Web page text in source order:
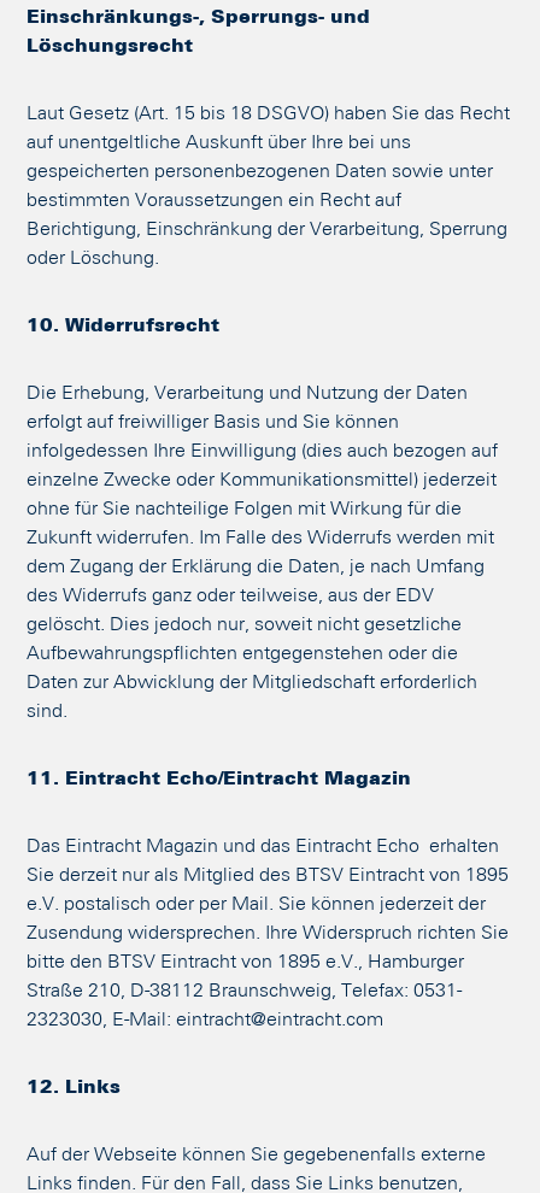
Einschränkungs-, Sperrungs- und
Löschungsrecht
Laut Gesetz (Art. 15 bis 18 DSGVO) haben Sie das Recht
auf unentgeltliche Auskunft über Ihre bei uns
gespeicherten personenbezogenen Daten sowie unter
bestimmten Voraussetzungen ein Recht auf
Berichtigung, Einschränkung der Verarbeitung, Sperrung
oder Löschung.
10. Widerrufsrecht
Die Erhebung, Verarbeitung und Nutzung der Daten
erfolgt auf freiwilliger Basis und Sie können
infolgedessen Ihre Einwilligung (dies auch bezogen auf
einzelne Zwecke oder Kommunikationsmittel) jederzeit
ohne für Sie nachteilige Folgen mit Wirkung für die
Zukunft widerrufen. Im Falle des Widerrufs werden mit
dem Zugang der Erklärung die Daten, je nach Umfang
des Widerrufs ganz oder teilweise, aus der EDV
gelöscht. Dies jedoch nur, soweit nicht gesetzliche
Aufbewahrungspflichten entgegenstehen oder die
Daten zur Abwicklung der Mitgliedschaft erforderlich
sind.
11. Eintracht Echo/Eintracht Magazin
Das Eintracht Magazin und das Eintracht Echo erhalten
Sie derzeit nur als Mitglied des BTSV Eintracht von 1895
e.V. postalisch oder per Mail. Sie können jederzeit der
Zusendung widersprechen. Ihre Widerspruch richten Sie
bitte den BTSV Eintracht von 1895 e.V., Hamburger
Straße 210, D-38112 Braunschweig, Telefax: 0531-
2323030, E-Mail: eintracht@eintracht.com
12. Links
Auf der Webseite können Sie gegebenenfalls externe
Links finden. Für den Fall, dass Sie Links benutzen,